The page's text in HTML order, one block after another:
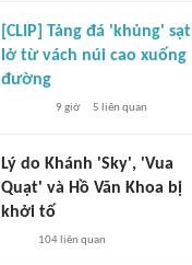
[CLIP] Tảng đá 'khủng' sạt
lở từ vách núi cao xuống
đường
9 giờ 5 liên quan
Lý do Khánh 'Sky', 'Vua
Quạt' và Hồ Văn Khoa bị
khởi tố
104liên quan